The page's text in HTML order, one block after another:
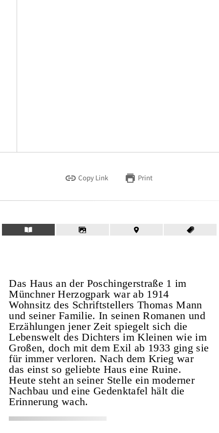
Copy Link Print
Das Haus an der Poschingerstraße 1 im
Münchner Herzogpark war ab 1914
Wohnsitz des Schriftstellers Thomas Mann
und seiner Familie. In seinen Romanen und
Erzählungen jener Zeit spiegelt sich die
Lebenswelt des Dichters im Kleinen wie im
Großen, doch mit dem Exil ab 1933 ging sie
für immer verloren. Nach dem Krieg war
das einst so geliebte Haus eine Ruine.
Heute steht an seiner Stelle ein moderner
Nachbau und eine Gedenktafel hält die
Erinnerung wach.